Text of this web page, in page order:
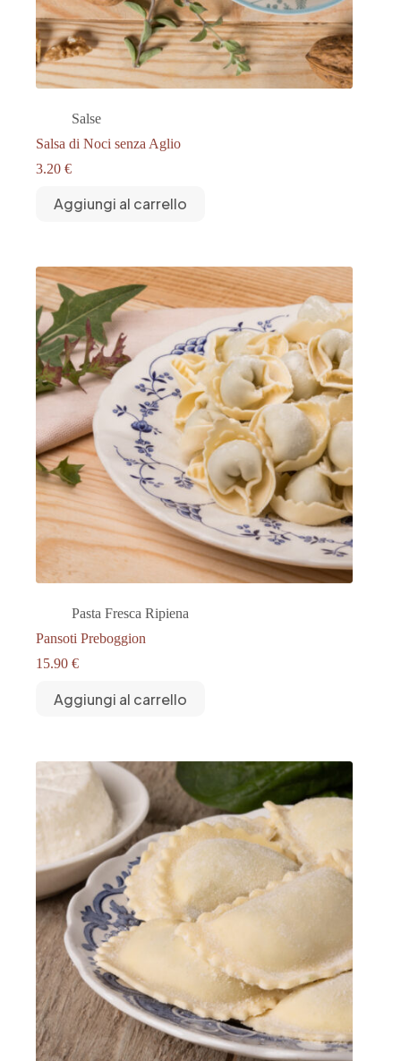
Salse
Salsa di Noci senza Aglio
3.20 €
Aggiungi al carrello
Pasta Fresca Ripiena
Pansoti Preboggion
15.90 €
Aggiungi al carrello